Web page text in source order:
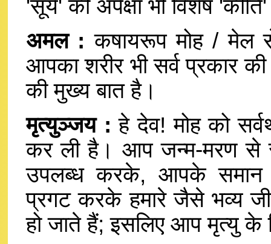
'सूर्य' की अपेक्षा भी विशेष
अमल : कषायरूप मोह / मेल
आपका शरीर भी सर्व प्रकार
की मुख्य बात है।
मृत्युञ्जय : हे देव! मोह को
कर ली है। आप जन्म-मरण से
उपलब्ध करके, आपके समान
प्रगट करके हमारे जैसे भव्य
हो जाते हैं; इसलिए आप मृत्यु के